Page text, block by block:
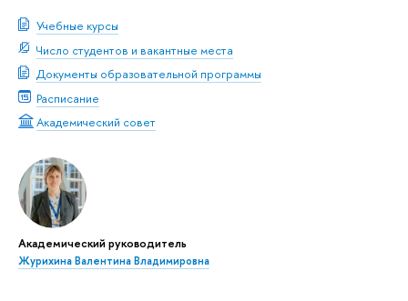
Учебные курсы
Число студентов и вакантные места
Документы образовательной программы
Расписание
Академический совет
Академический руководитель
Журихина Валентина Владимировна